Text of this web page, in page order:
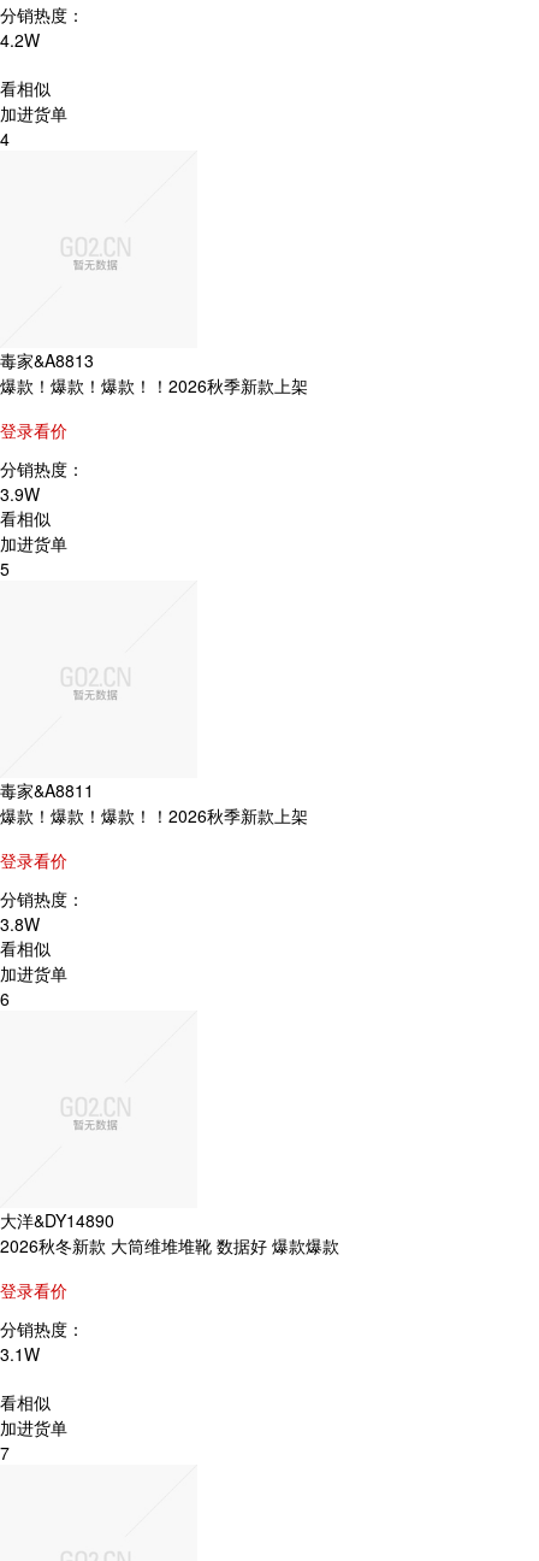
分销热度：
4.2W
看相似
加进货单
4
毒家&A8813
爆款！爆款！爆款！！2026秋季新款上架
登录看价
分销热度：
3.9W
看相似
加进货单
5
毒家&A8811
爆款！爆款！爆款！！2026秋季新款上架
登录看价
分销热度：
3.8W
看相似
加进货单
6
大洋&DY14890
2026秋冬新款 大筒维堆堆靴 数据好 爆款爆款
登录看价
分销热度：
3.1W
看相似
加进货单
7